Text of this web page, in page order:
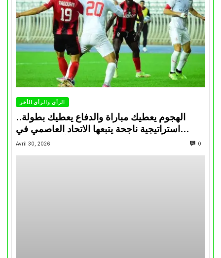
الرأي والرأي الأخر
الهجوم يعطيك مباراة والدفاع يعطيك بطولة..
استراتيجية ناجحة يتبعها الاتحاد العاصمي في
تتويجاته آخر السنوات
Avril 30, 2026 0